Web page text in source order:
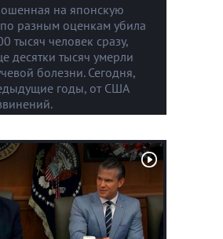
на японскую
разным оценкам убила
тысяч человек сразу,
десятки тысяч умерли
болезни. Сегодня,
годы, от США